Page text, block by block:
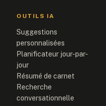
OUTILS IA
Suggestions
personnalisées
Planificateur jour-par-
jour
Résumé de carnet
Recherche
conversationnelle